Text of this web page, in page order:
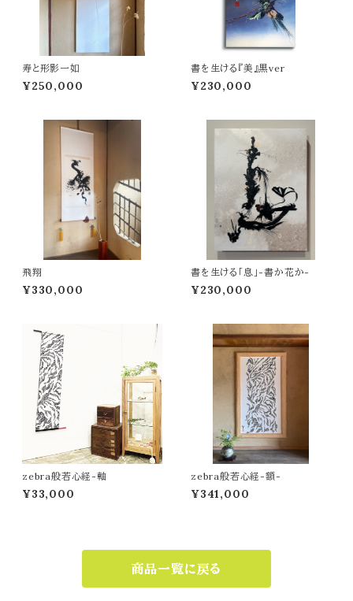
寿と形影一如
¥250,000
書を生ける『美』黒ver
¥230,000
飛翔
¥330,000
書を生ける「息」-書か花か-
¥230,000
zebra般若心経-軸
¥33,000
zebra般若心経-額-
¥341,000
商品一覧に戻る